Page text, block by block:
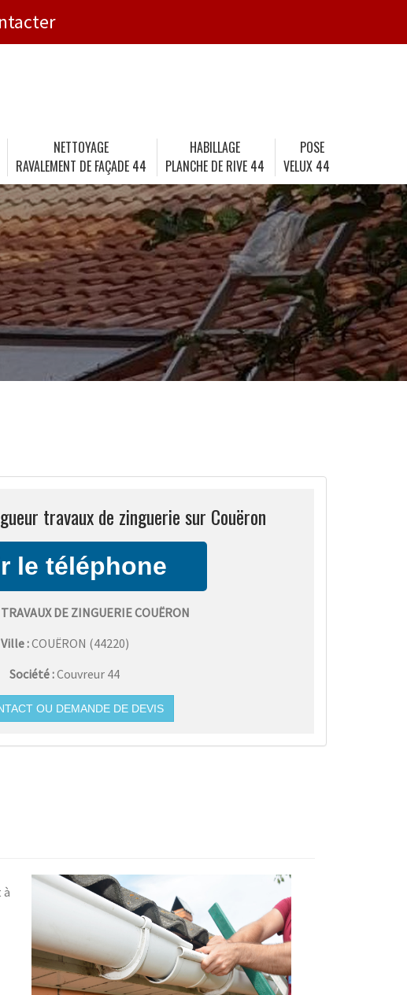
NETTOYAGE
RAVALEMENT DE FAÇADE 44
HABILLAGE
PLANCHE DE RIVE 44
POSE
VELUX 44
travaux de zinguerie sur Couëron
DE ZINGUERIE COUËRON
Ville :COUËRON (44220)
Société :Couvreur 44
OU DEMANDE DE DEVIS
à